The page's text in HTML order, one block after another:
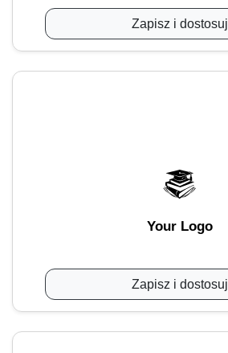
Zapisz i dostosuj
Your Logo
Zapisz i dostosuj